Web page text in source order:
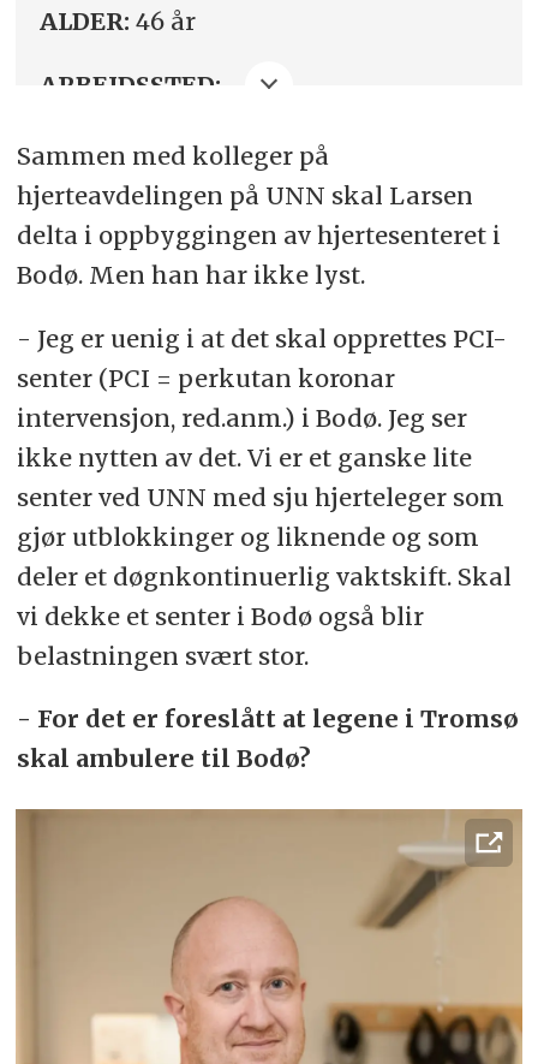
ALDER: 46 år
ARBEIDSSTED:
AKTUELL FORDI:Står midt i striden
om det skal opprettes hjertesenter
ved Nordlandssykehuset i Bodø.
bioingeniør og lege. Han er nå
overlege og spesialist i
hjertesykdommer og en av dem som
etter planen skal betjene det
kommende hjertesenteret i Bodø.
Sammen med kolleger på
hjerteavdelingen på UNN skal Larsen
delta i oppbyggingen av hjertesenteret i
Bodø. Men han har ikke lyst.
- Jeg er uenig i at det skal opprettes PCI-
senter (PCI = perkutan koronar
intervensjon, red.anm.) i Bodø. Jeg ser
ikke nytten av det. Vi er et ganske lite
senter ved UNN med sju hjerteleger som
gjør utblokkinger og liknende og som
deler et døgnkontinuerlig vaktskift. Skal
vi dekke et senter i Bodø også blir
belastningen svært stor.
- For det er foreslått at legene i Tromsø
skal ambulere til Bodø?